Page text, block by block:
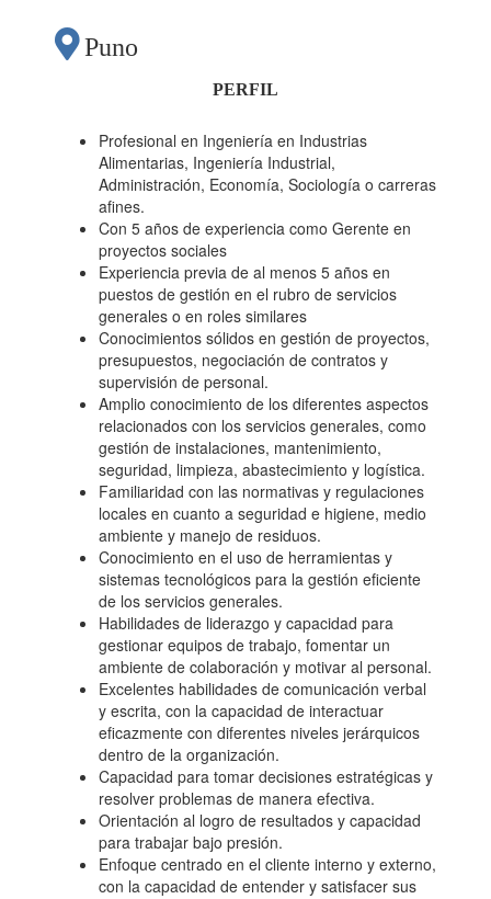
Puno
PERFIL
Profesional en Ingeniería en Industrias
Alimentarias, Ingeniería Industrial,
Administración, Economía, Sociología o carreras
afines.
Con 5 años de experiencia como Gerente en
proyectos sociales
Experiencia previa de al menos 5 años en
puestos de gestión en el rubro de servicios
generales o en roles similares
Conocimientos sólidos en gestión de proyectos,
presupuestos, negociación de contratos y
supervisión de personal.
Amplio conocimiento de los diferentes aspectos
relacionados con los servicios generales, como
gestión de instalaciones, mantenimiento,
seguridad, limpieza, abastecimiento y logística.
Familiaridad con las normativas y regulaciones
locales en cuanto a seguridad e higiene, medio
ambiente y manejo de residuos.
Conocimiento en el uso de herramientas y
sistemas tecnológicos para la gestión eficiente
de los servicios generales.
Habilidades de liderazgo y capacidad para
gestionar equipos de trabajo, fomentar un
ambiente de colaboración y motivar al personal.
Excelentes habilidades de comunicación verbal
y escrita, con la capacidad de interactuar
eficazmente con diferentes niveles jerárquicos
dentro de la organización.
Capacidad para tomar decisiones estratégicas y
resolver problemas de manera efectiva.
Orientación al logro de resultados y capacidad
para trabajar bajo presión.
Enfoque centrado en el cliente interno y externo,
con la capacidad de entender y satisfacer sus